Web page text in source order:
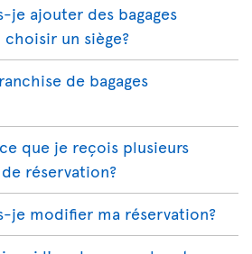
je ajouter des bagages
un siège?
de bagages
que je reçois plusieurs
réservation?
je modifier ma réservation?